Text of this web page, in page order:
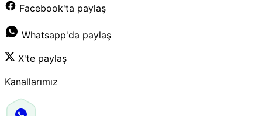
Facebook'ta paylaş
Whatsapp'da paylaş
X'te paylaş
Kanallarımız